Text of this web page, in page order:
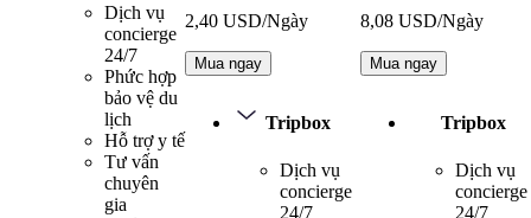
Dịch vụ
concierge
24/7
Phức hợp
bảo vệ du
lịch
Hỗ trợ y tế
Tư vấn
chuyên
gia
2,40 USD/Ngày
Mua ngay
Tripbox
Dịch vụ
concierge
24/7
8,08 USD/Ngày
Mua ngay
Tripbox
Dịch vụ
concierge
24/7